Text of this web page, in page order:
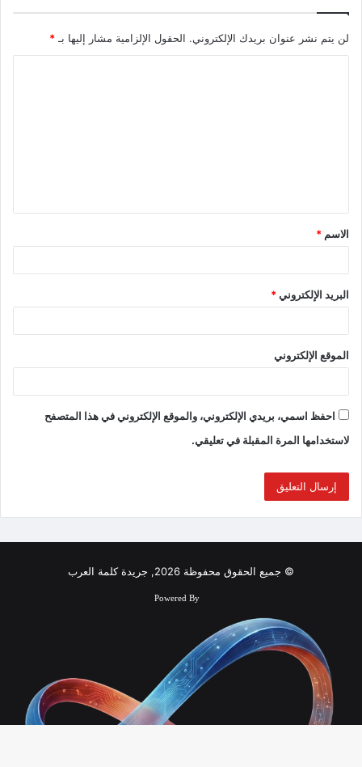
لن يتم نشر عنوان بريدك الإلكتروني. الحقول الإلزامية مشار إليها بـ*
الاسم *
البريد الإلكتروني*
الموقع الإلكتروني
احفظ اسمي، بريدي الإلكتروني، والموقع الإلكتروني في هذا المتصفح
لاستخدامها المرة المقبلة في تعليقي.
© جميع الحقوق محفوظة 2026, جريدة كلمة العرب